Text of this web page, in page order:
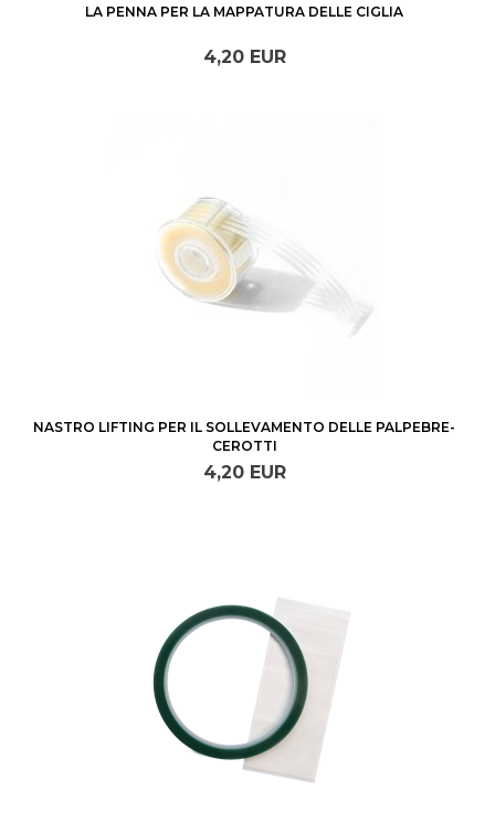
LA PENNA PER LA MAPPATURA DELLE CIGLIA
4,20 EUR
NASTRO LIFTING PER IL SOLLEVAMENTO DELLE PALPEBRE-
CEROTTI
4,20 EUR